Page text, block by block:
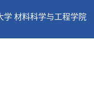
学 材料科学与工程学院